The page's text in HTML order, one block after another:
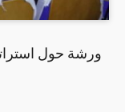
ورشة حول